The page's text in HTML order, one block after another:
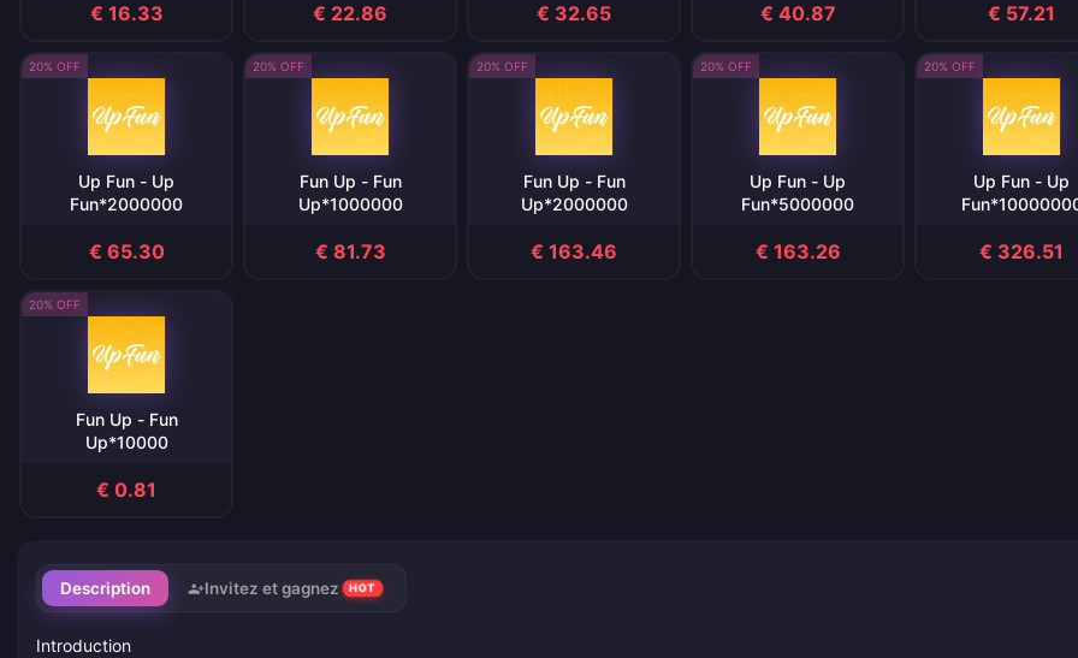
€ 16.33 € 22.86 € 32.65 € 40.87 € 57.21
20% OFF
Up Fun - Up
Fun*2000000
€ 65.30
20% OFF
Fun Up - Fun
Up*1000000
€ 81.73
20% OFF
Fun Up - Fun
Up*2000000
€ 163.46
20% OFF
Up Fun - Up
Fun*5000000
€ 163.26
20% OFF
Up Fun - Up
€ 326.51
20% OFF
Fun Up - Fun
Up*10000
€ 0.81
Description Invitez et gagnez HOT
Introduction